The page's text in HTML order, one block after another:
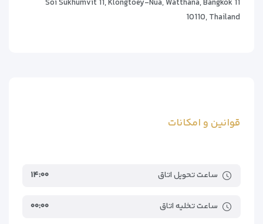
11 Soi Sukhumvit 11, Klongtoey-Nua, Watthana, Bangkok
10110, Thailand
قوانین و امکانات
ساعت تحویل اتاق ۱۴:۰۰
ساعت تخلیه اتاق ۰۰:۰۰